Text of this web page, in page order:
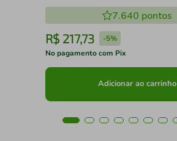
7.640 pontos
R$ 217,73 -5%
No pagamento com Pix
Adicionar ao carrinho